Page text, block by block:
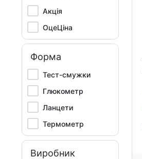
Акція
ОцеЦіна
Форма
Тест-смужки
Глюкометр
Ланцети
Термометр
Виробник